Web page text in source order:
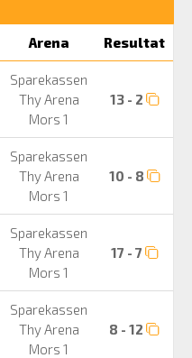
Arena Resultat
Sparekassen
Thy Arena
Mors 1
13 - 2
Sparekassen
Thy Arena
Mors 1
10 - 8
Sparekassen
Thy Arena
Mors 1
17 - 7
Sparekassen
Thy Arena
Mors 1
8 - 12